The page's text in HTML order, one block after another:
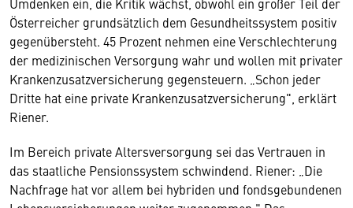
Österreicher grundsätzlich dem Gesundheitssystem positiv
gegenübersteht. 45 Prozent nehmen eine Verschlechterung
der medizinischen Versorgung wahr und wollen mit privater
Krankenzusatzversicherung gegensteuern. „Schon jeder
Dritte hat eine private Krankenzusatzversicherung", erklärt
Riener.
Im Bereich private Altersversorgung sei das Vertrauen in
das staatliche Pensionssystem schwindend. Riener: „Die
Nachfrage hat vor allem bei hybriden und fondsgebundenen